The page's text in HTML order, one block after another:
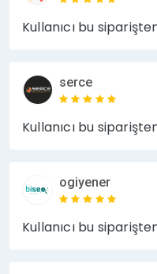
Kullanıcı bu
serce
Kullanıcı bu
ogiyener
Kullanıcı bu